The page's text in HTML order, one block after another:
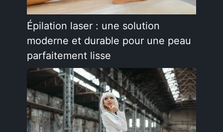
Épilation laser : une solution
moderne et durable pour une peau
parfaitement lisse